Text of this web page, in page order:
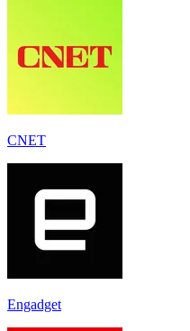
CNET
Engadget